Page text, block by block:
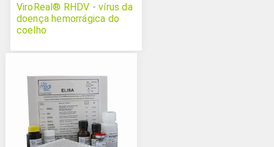
ViroReal® RHDV - vírus da
doença hemorrágica do
coelho